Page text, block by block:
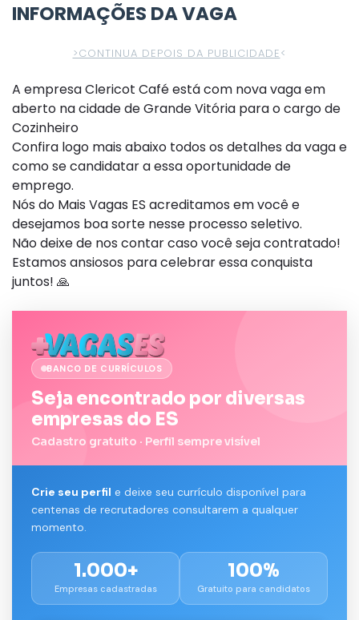
INFORMAÇÕES DA VAGA
>CONTINUA DEPOIS DA PUBLICIDADE<
A empresa Clericot Café está com nova vaga em
aberto na cidade de Grande Vitória para o cargo de
Cozinheiro
Confira logo mais abaixo todos os detalhes da vaga e
como se candidatar a essa oportunidade de
emprego.
Nós do Mais Vagas ES acreditamos em você e
desejamos boa sorte nesse processo seletivo.
Não deixe de nos contar caso você seja contratado!
Estamos ansiosos para celebrar essa conquista
juntos! 🙏
BANCO DE CURRÍCULOS
Seja encontrado por diversas
empresas do ES
Cadastro gratuito · Perfil sempre visível
Crie seu perfil e deixe seu currículo disponível para
centenas de recrutadores consultarem a qualquer
momento.
1.000+
Empresas cadastradas
100%
Gratuito para candidatos